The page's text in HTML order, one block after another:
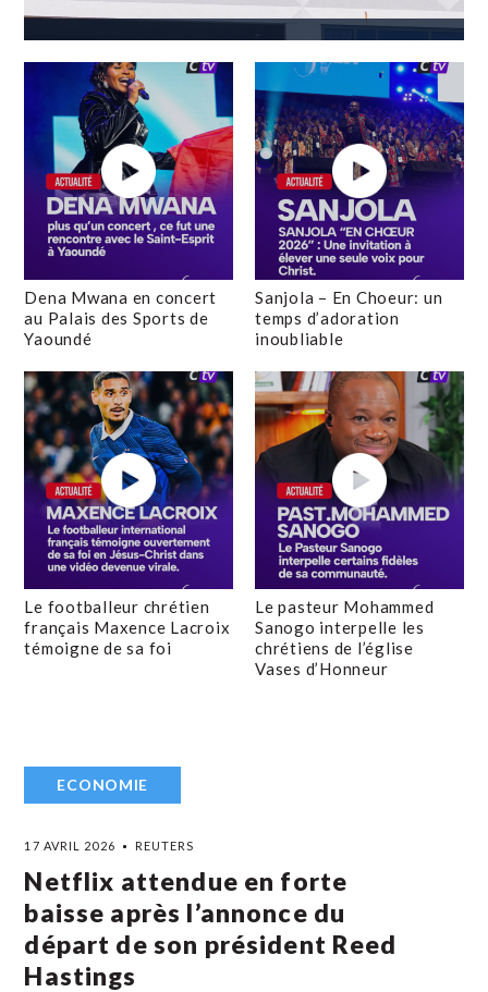
Dena Mwana en concert
au Palais des Sports de
Yaoundé
Sanjola – En Choeur: un
temps d’adoration
inoubliable
Le footballeur chrétien
français Maxence Lacroix
témoigne de sa foi
Le pasteur Mohammed
Sanogo interpelle les
chrétiens de l’église
Vases d’Honneur
ECONOMIE
17 AVRIL 2026 REUTERS
Netflix attendue en forte
baisse après l’annonce du
départ de son président Reed
Hastings